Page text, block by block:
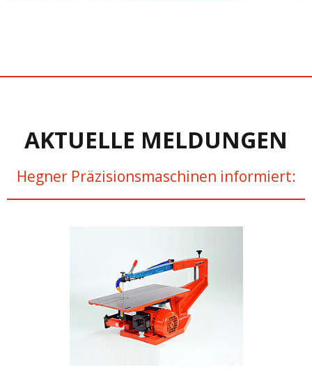
AKTUELLE MELDUNGEN
Hegner Präzisionsmaschinen informiert: